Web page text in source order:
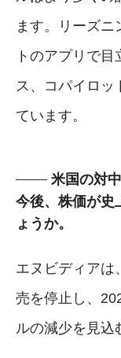
ます。リーズニ
トのアプリで
ス、コパイロ
ています。
米国の対
今後、株価が史
ょうか。
エヌビディアは
売を停止し、
ルの減少を見込